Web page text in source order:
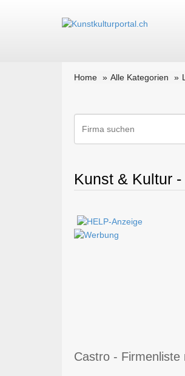
Home Alle Kategorien
Kunst & Kultur
Castro - Firmenliste